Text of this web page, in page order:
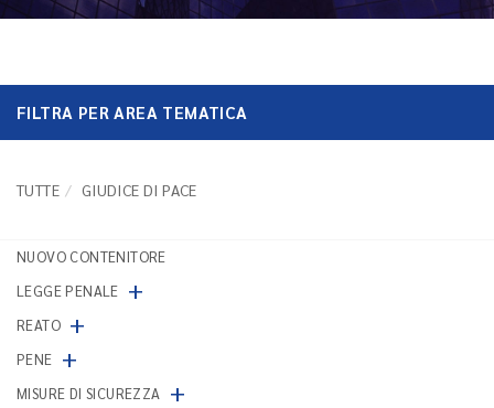
FILTRA PER AREA TEMATICA
TUTTE GIUDICE DI PACE
NUOVO CONTENITORE
LEGGE PENALE +
REATO +
PENE +
MISURE DI SICUREZZA +